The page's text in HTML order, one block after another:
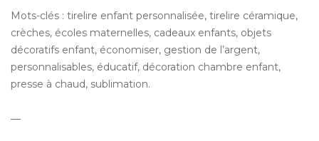
Mots-clés : tirelire enfant personnalisée, tirelire céramique,
crèches, écoles maternelles, cadeaux enfants, objets
décoratifs enfant, économiser, gestion de l’argent,
personnalisables, éducatif, décoration chambre enfant,
presse à chaud, sublimation.
—